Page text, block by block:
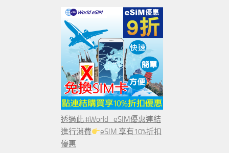
透過此 #World_eSIM優惠連結
進行消費
eSIM 享有10%折扣
優惠